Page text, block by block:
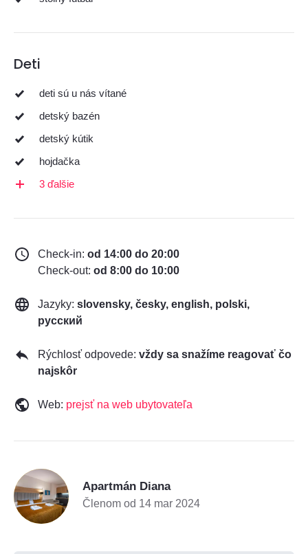
Deti
deti sú u nás vítané
detský bazén
detský kútik
hojdačka
3 ďalšie
Check-in: od 14:00 do 20:00
Check-out: od 8:00 do 10:00
Jazyky: slovensky, česky, english, polski,
русский
Rýchlosť odpovede: vždy sa snažíme reagovať čo
najskôr
Web: prejsť na web ubytovateľa
A Apartmán Diana
Členom od 14 mar 2024